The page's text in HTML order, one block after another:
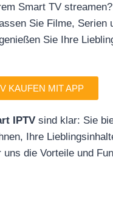
Smart TV streamen?
Sie Filme, Serien
Sie Ihre
KAUFEN MIT APP
IPTV sind klar: Sie
Ihre
die Vorteile und